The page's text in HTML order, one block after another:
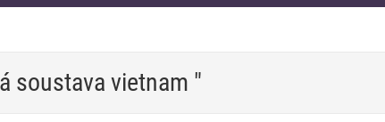
soustava vietnam "